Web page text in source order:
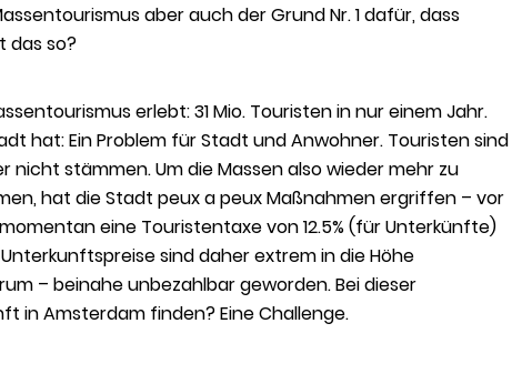
aber auch der Grund Nr. 1 dafür, dass
das so?
erlebt: 31 Mio. Touristen in nur einem Jahr.
hat: Ein Problem für Stadt und Anwohner. Touristen sind
nicht stämmen. Um die Massen also wieder mehr zu
hat die Stadt peux a peux Maßnahmen ergriffen – vor
eine Touristentaxe von 12.5% (für Unterkünfte)
sind daher extrem in die Höhe
– beinahe unbezahlbar geworden. Bei dieser
in Amsterdam finden? Eine Challenge.